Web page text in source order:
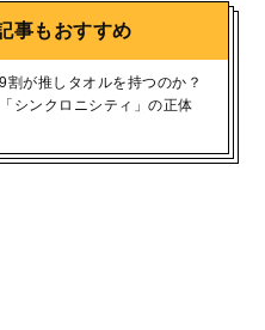
事もおすすめ
割が推しタオルを持つのか？
シンクロニシティ」の正体